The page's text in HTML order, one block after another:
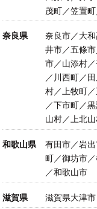
茂町／笠置
奈良県
奈良市／大
井市／五條
市／山添村
／川西町／
村／上牧町
／下市町／
山村／上北
和歌山県
有田市／岩
町／御坊市
／和歌山市
滋賀県 滋賀県大津